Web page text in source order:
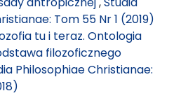
Tom 55 Nr 1 (2019)
tu i teraz. Ontologia
filozoficznego
Philosophiae Christianae: